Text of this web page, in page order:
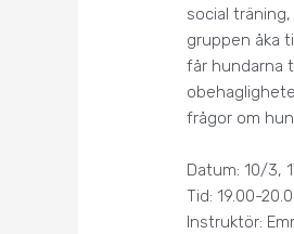
social
gruppen åka
får hundarna
frågor om
Datum: 10/3,
Tid: 19.00-
Instruktör: